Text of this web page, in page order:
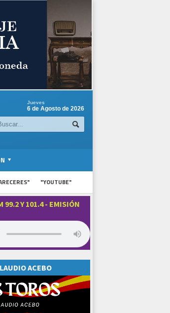
Jueves
6 de Agosto de 2026
"YOUTUBE"
99.2 Y 101.4 - EMISIÓN
ACEBO